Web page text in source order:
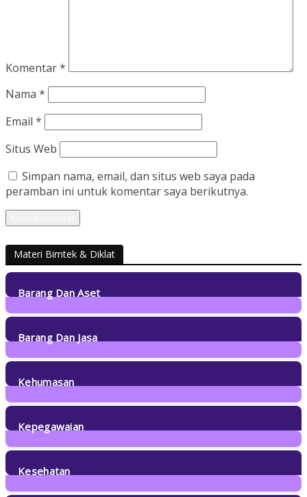
Komentar*
Nama *
Email *
Situs Web
Simpan nama, email, dan situs web saya pada
peramban ini untuk komentar saya berikutnya.
Materi Bimtek & Diklat
Barang Dan Aset
21Posts
Barang Dan Jasa
18Posts
Kehumasan
11Posts
Kepegawaian
34Posts
Kesehatan